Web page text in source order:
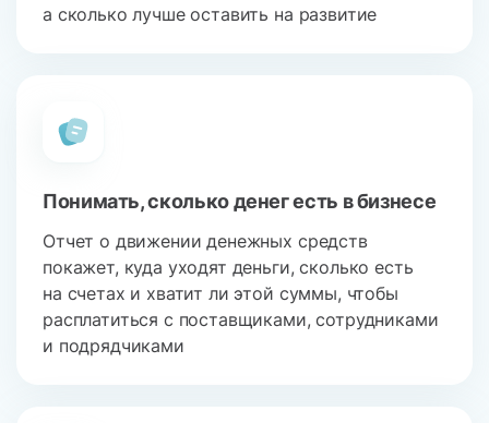
а сколько лучше оставить на развитие
Понимать, сколько денег есть в бизнесе
Отчет о движении денежных средств
покажет, куда уходят деньги, сколько есть
на счетах и хватит ли этой суммы, чтобы
расплатиться с поставщиками, сотрудниками
и подрядчиками